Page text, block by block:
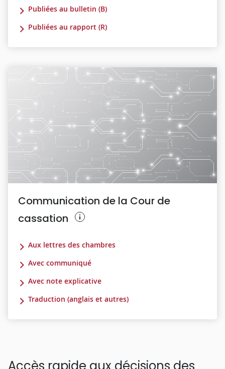
Publiées au bulletin (B)
Publiées au rapport (R)
Communication de la Cour de
cassation
Aux lettres des chambres
Avec communiqué
Avec note explicative
Traduction (anglais et autres)
Accès rapide aux décisions des